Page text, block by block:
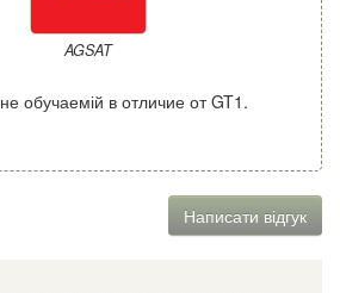
AGSAT
обучаемій в отличие от GT1.
Написати відгук